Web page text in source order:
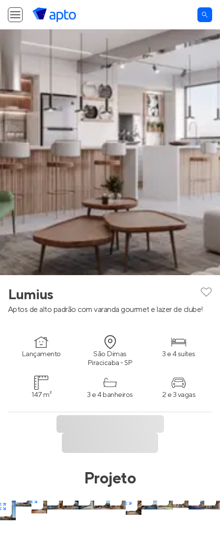
Lumius
Aptos de alto padrão com varanda gourmet e lazer de clube!
Lançamento São Dimas
Piracicaba - SP
3 e 4 suítes
147 m² 3 e 4 banheiros 2 e 3 vagas
Projeto